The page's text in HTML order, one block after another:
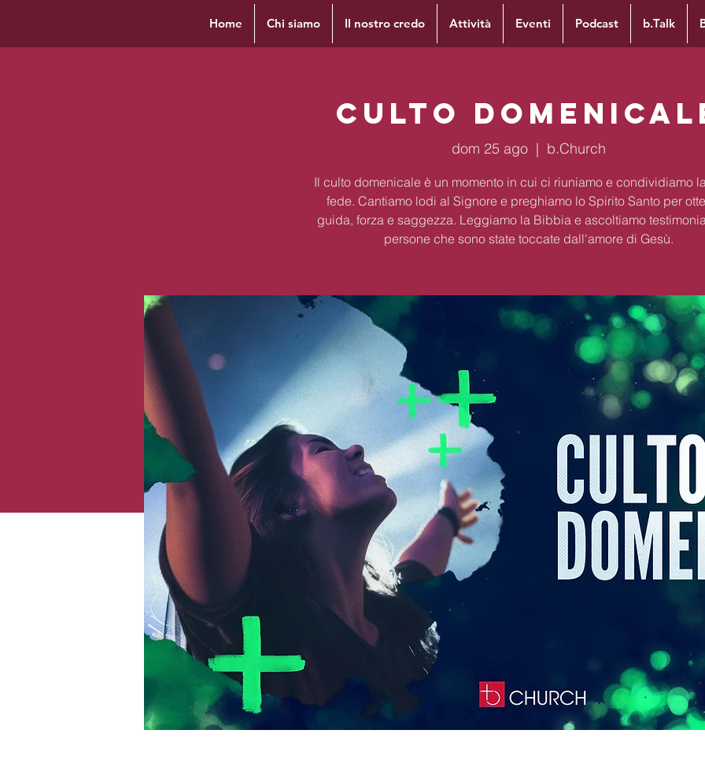
Home Chi siamo Il nostro credo Attività Eventi Podcast b.Talk
Culto
dom 25 ago
  |
b.Church
Il culto domenicale è un momento in cui ci riuniamo e condividiamo
fede. Cantiamo lodi al Signore e preghiamo lo Spirito Santo per
guida, forza e saggezza. Leggiamo la Bibbia e ascoltiamo
persone che sono state toccate dall'amore di Gesù.